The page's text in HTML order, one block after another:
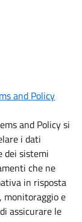
and Policy
and Policy si
i dati
dei sistemi
che ne
in risposta
monitoraggio e
assicurare le